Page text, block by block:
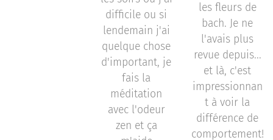
difficile ou si
lendemain j'ai
quelque chose
d'important, je
fais la
méditation
avec l'odeur
zen et ça
les fleurs de
bach. Je ne
l'avais plus
revue depuis...
et là, c'est
impressionnan
t à voir la
différence de
comportement!